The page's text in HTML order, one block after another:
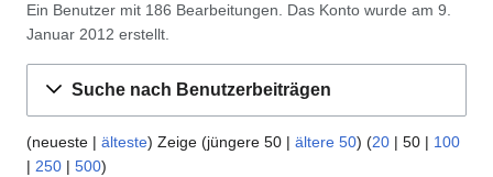
Ein Benutzer mit 186 Bearbeitungen. Das Konto wurde am 9.
Januar 2012 erstellt.
Suche nach Benutzerbeiträgen
(neueste | älteste) Zeige (jüngere 50 | ältere 50) (20 | 50 | 100
| 250 | 500)